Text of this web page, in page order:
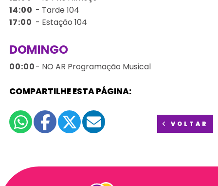
14:00 - Tarde 104
17:00 - Estação 104
DOMINGO
00:00- NO AR Programação Musical
VOLTAR
COMPARTILHE ESTA PÁGINA: